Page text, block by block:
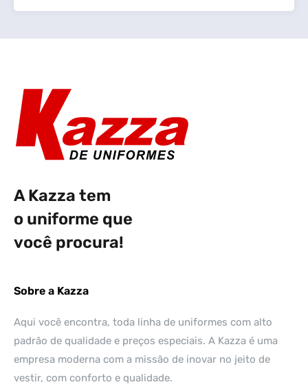
A Kazza tem
o uniforme que
você procura!
Sobre a Kazza
Aqui você encontra, toda linha de uniformes com alto
padrão de qualidade e preços especiais. A Kazza é uma
empresa moderna com a missão de inovar no jeito de
vestir, com conforto e qualidade.